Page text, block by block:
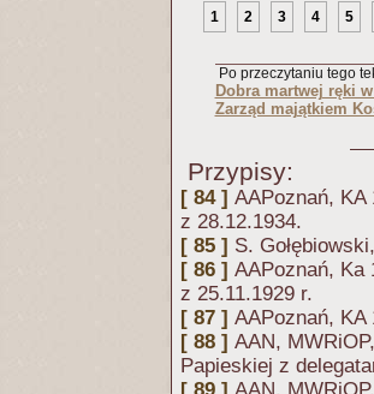
1 2 3 4 5
Po przeczytaniu tego
Dobra martwej ręki
Zarząd majątkiem
Przypisy:
[ 84 ] AAPoznań, KA
z 28.12.1934.
[ 85 ] S.
[ 86 ] AAPoznań, Ka
z 25.11.1929 r.
[ 87 ] AAPoznań, KA
[ 88 ] AAN,
Papieskiej z